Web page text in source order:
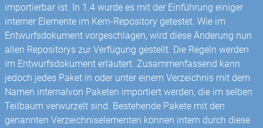
importierbar ist. In 1.4 wurde es mit der Einführung einiger
interner Elemente im Kern-Repository getestet. Wie im
Entwurfsdokument vorgeschlagen, wird diese Änderung nun
allen Repositorys zur Verfügung gestellt. Die Regeln werden
im Entwurfsdokument erläutert. Zusammenfassend kann
jedoch jedes Paket in oder unter einem Verzeichnis mit dem
Namen internalvon Paketen importiert werden, die im selben
Teilbaum verwurzelt sind. Bestehende Pakete mit den
genannten Verzeichniselementen können intern durch diese